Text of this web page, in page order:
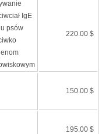
IgE
psów
220.00 $
150.00 $
195.00 $